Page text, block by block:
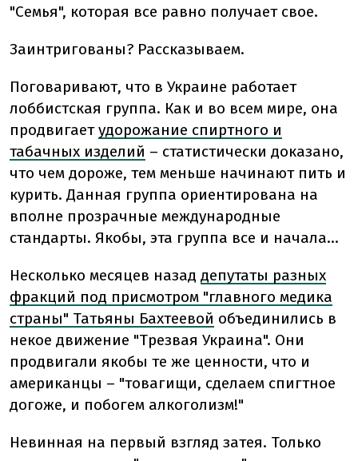
"Семья", которая все равно получает свое.
Заинтригованы? Рассказываем.
Поговаривают, что в Украине работает
лоббистская группа. Как и во всем мире, она
продвигаетудорожание спиртного и
табачных изделий – статистически доказано,
что чем дороже, тем меньше начинают пить и
курить. Данная группа ориентирована на
вполне прозрачные международные
стандарты. Якобы, эта группа все и начала…
Несколько месяцев назад депутаты разных
фракций под присмотром "главного медика
страны" Татьяны Бахтеевой объединились в
некое движение "Трезвая Украина". Они
продвигали якобы те же ценности, что и
американцы – "товагищи, сделаем спигтное
догоже, и побогем алкоголизм!"
Невинная на первый взгляд затея. Только